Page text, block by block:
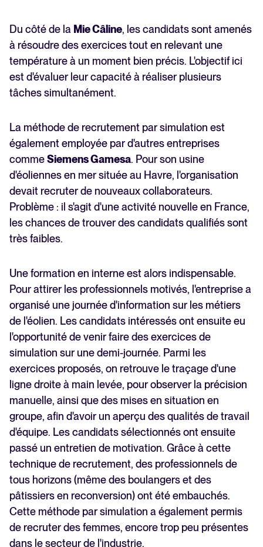
Du côté de la Mie Câline, les candidats sont amenés
à résoudre des exercices tout en relevant une
température à un moment bien précis. L'objectif ici
est d'évaluer leur capacité à réaliser plusieurs
tâches simultanément.
La méthode de recrutement par simulation est
également employée par d'autres entreprises
commeSiemens Gamesa. Pour son usine
d'éoliennes en mer située au Havre, l'organisation
devait recruter de nouveaux collaborateurs.
Problème : il s'agit d'une activité nouvelle en France,
les chances de trouver des candidats qualifiés sont
très faibles.
Une formation en interne est alors indispensable.
Pour attirer les professionnels motivés, l'entreprise a
organisé une journée d'information sur les métiers
de l'éolien. Les candidats intéressés ont ensuite eu
l'opportunité de venir faire des exercices de
simulation sur une demi-journée. Parmi les
exercices proposés, on retrouve le traçage d'une
ligne droite à main levée, pour observer la précision
manuelle, ainsi que des mises en situation en
groupe, afin d'avoir un aperçu des qualités de travail
d'équipe. Les candidats sélectionnés ont ensuite
passé un entretien de motivation. Grâce à cette
technique de recrutement, des professionnels de
tous horizons (même des boulangers et des
pâtissiers en reconversion) ont été embauchés.
Cette méthode par simulation a également permis
de recruter des femmes, encore trop peu présentes
dans le secteur de l'industrie.